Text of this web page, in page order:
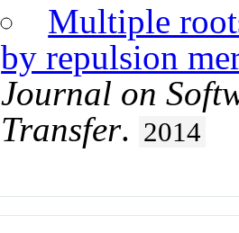
Multiple
by repulsion
Journal on
Transfer. 2014